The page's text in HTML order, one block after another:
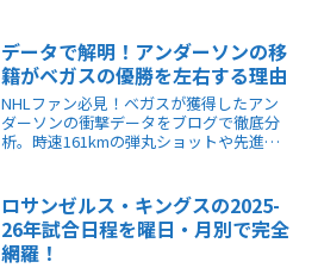
ても興味深い視点でNHLを捉えている人
物とも言えます。
データで解明！アンダーソンの移
籍がベガスの優勝を左右する理由
NHLファン必見！ベガスが獲得したアン
ダーソンの衝撃データをブログで徹底分
析。時速161kmの弾丸ショットや先進統
り、ホッケー観戦をより深く楽しみたい
方に最適な記事です。🏒✨
ロサンゼルス・キングスの2025-
26年試合日程を曜日・月別で完全
網羅！